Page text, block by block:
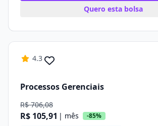
Quero esta bolsa
4.3
Processos Gerenciais
R$ 706,08
R$ 105,91 | mês -85%